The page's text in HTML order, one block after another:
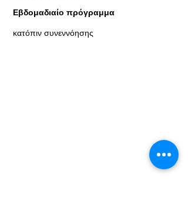
Εβδομαδιαίο πρόγραμμα
κατόπιν συνεννόησης